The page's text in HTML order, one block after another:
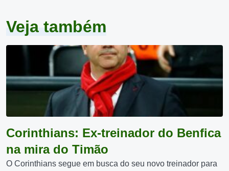
Veja também
Corinthians: Ex-treinador do Benfica
na mira do Timão
O Corinthians segue em busca do seu novo treinador para